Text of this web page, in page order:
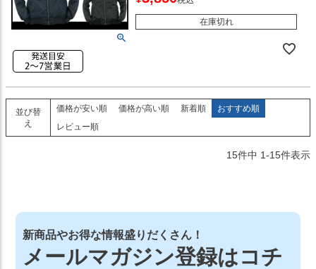
在庫切れ
並び替
え
価格が安い順 価格が高い順 新着順
おすすめ順
レビュー順
15件中 1-15件表示
新商品やお得な情報盛りだくさん！
メールマガジン登録はコチ